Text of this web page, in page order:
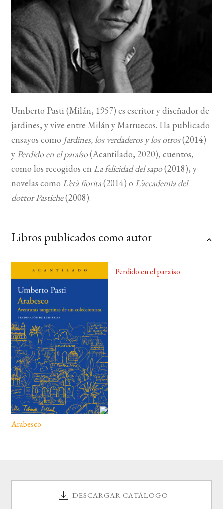
BUSCAR
LISTA DE LIBROS
Umberto Pasti (Milán, 1957) es escritor y diseñador de
jardines, y vive entre Milán y Marruecos. Ha publicado
ensayos como Jardines, los verdaderos y los otros(2014)
y Perdido en el paraíso(Acantilado, 2020), cuentos,
como los recogidos en La felicidad del sapo(2018), y
novelas como L’età fiorita(2014) o L’accademia del
dottor Pastiche(2008).
Libros publicados como autor
Arabesco
Perdido en el paraíso
DESCARGAR CATÁLOGO